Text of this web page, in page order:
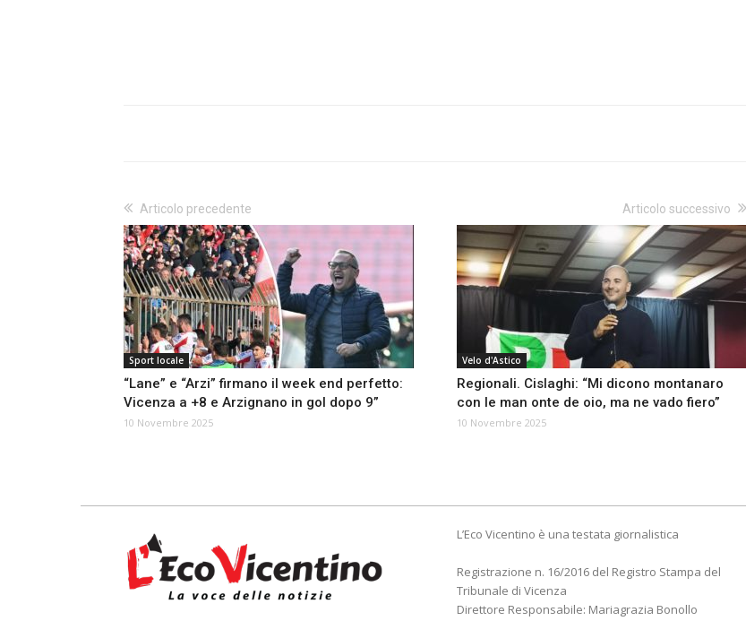
Articolo precedente
Sport locale
“Lane” e “Arzi” firmano il week end perfetto:
Vicenza a +8 e Arzignano in gol dopo 9”
10 Novembre 2025
Articolo successivo
Velo d'Astico
Regionali. Cislaghi: “Mi dicono montanaro
con le man onte de oio, ma ne vado fiero”
10 Novembre 2025
L’Eco Vicentino è una testata giornalistica
Registrazione n. 16/2016 del Registro Stampa del
Tribunale di Vicenza
Direttore Responsabile: Mariagrazia Bonollo